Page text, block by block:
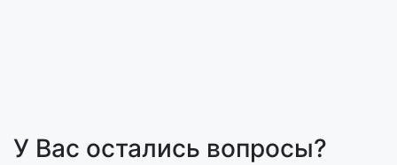
У Вас остались вопросы?